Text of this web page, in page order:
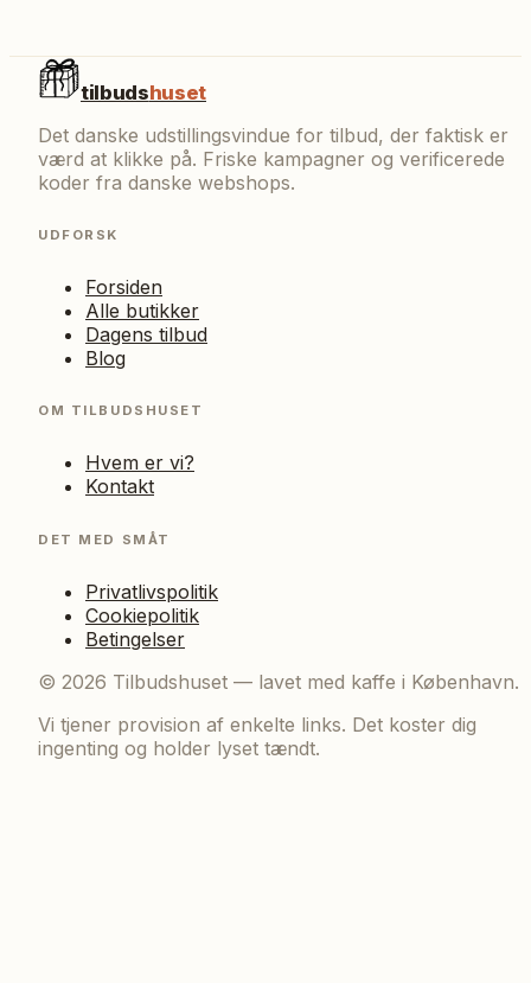
tilbudshuset
Det danske udstillingsvindue for tilbud, der faktisk er
værd at klikke på. Friske kampagner og verificerede
koder fra danske webshops.
UDFORSK
Forsiden
Alle butikker
Dagens tilbud
Blog
OM TILBUDSHUSET
Hvem er vi?
Kontakt
DET MED SMÅT
Privatlivspolitik
Cookiepolitik
Betingelser
© 2026 Tilbudshuset — lavet med kaffe i København.
Vi tjener provision af enkelte links. Det koster dig
ingenting og holder lyset tændt.